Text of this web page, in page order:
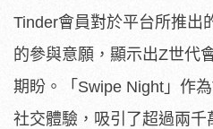
Tinder會員對於平台所推出
的參與意願，顯示出Z世代
期盼。「Swipe Night」作
社交體驗，吸引了超過兩千